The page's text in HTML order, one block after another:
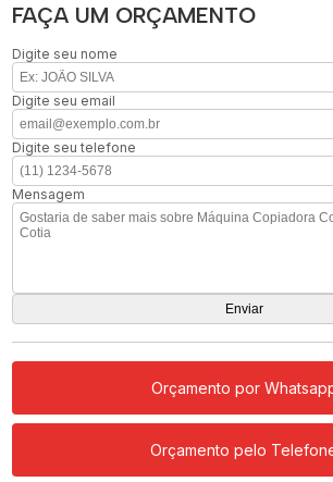
FAÇA UM ORÇAMENTO
Digite seu nome
Digite seu email
Digite seu telefone
Mensagem
Orçamento por
Orçamento pelo